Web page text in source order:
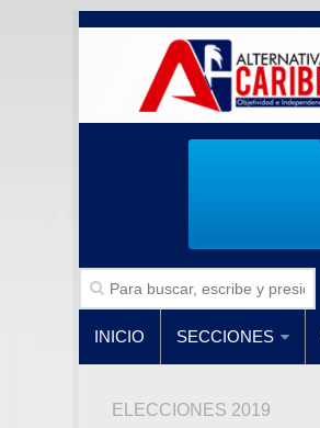
INICIO SECCIONES
ELECCIONES 2019